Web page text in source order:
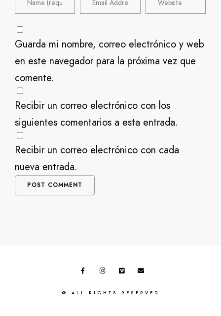
Guarda mi nombre, correo electrónico y web
en este navegador para la próxima vez que
comente.
Recibir un correo electrónico con los
siguientes comentarios a esta entrada.
Recibir un correo electrónico con cada
nueva entrada.